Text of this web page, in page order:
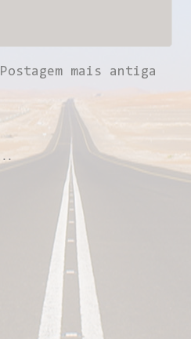
Postagem mais antiga